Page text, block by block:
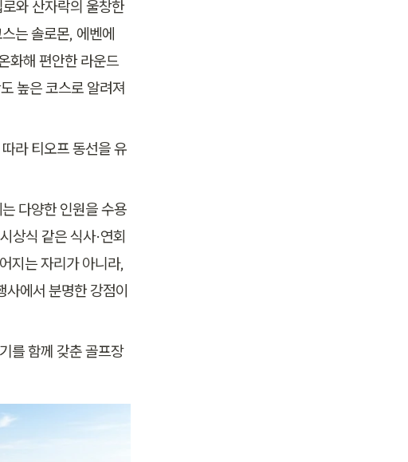
와 산자락의 울창한
는 솔로몬, 에벤에
화해 편안한 라운드
높은 코스로 알려져
라 티오프 동선을 유
다양한 인원을 수용
상식 같은 식사·연회
지는 자리가 아니라,
에서 분명한 강점이
를 함께 갖춘 골프장